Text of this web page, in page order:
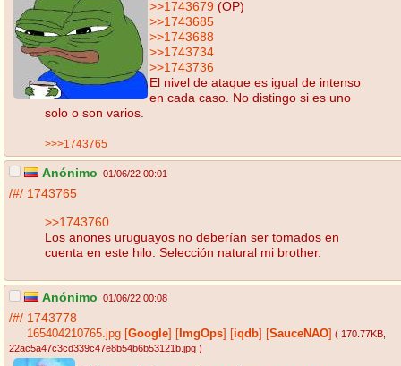
>>1743679 (OP)
>>1743685
>>1743688
>>1743734
>>1743736
El nivel de ataque es igual de intenso
en cada caso. No distingo si es uno
solo o son varios.
>>>1743765
Anónimo 01/06/22 00:01
/#/ 1743765
>>1743760
Los anones uruguayos no deberían ser tomados en
cuenta en este hilo. Selección natural mi brother.
Anónimo 01/06/22 00:08
/#/ 1743778
165404210765.jpg Google ImgOps iqdb SauceNAO ( 170.77KB
22ac5a47c3cd339c47e8b54b6b53121b.jpg )